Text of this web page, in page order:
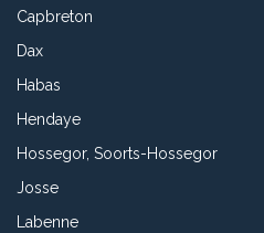
Capbreton
Dax
Habas
Hendaye
Hossegor, Soorts-Hossegor
Josse
Labenne